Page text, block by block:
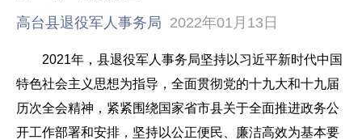
高台县退役军人事务局 2022年01月13日
2021年，县退役军人事务局坚持以习近平新时代中国
特色社会主义思想为指导，全面贯彻党的十九大和十九届
历次全会精神，紧紧围绕国家省市县关于全面推进政务公
开工作部署和安排，坚持以公正便民、廉洁高效为基本要